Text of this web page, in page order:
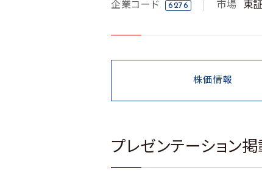
企業コード 6276 市場 東
株価情報
プレゼンテーション